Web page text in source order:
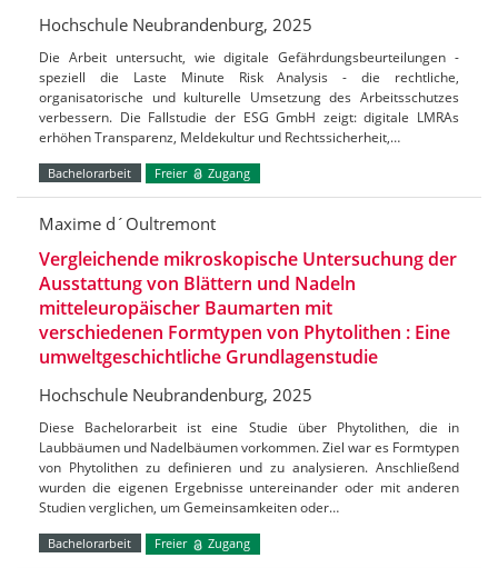
Hochschule Neubrandenburg, 2025
Die Arbeit untersucht, wie digitale Gefährdungsbeurteilungen -
speziell die Laste Minute Risk Analysis - die rechtliche,
organisatorische und kulturelle Umsetzung des Arbeitsschutzes
verbessern. Die Fallstudie der ESG GmbH zeigt: digitale LMRAs
erhöhen Transparenz, Meldekultur und Rechtssicherheit,…
Bachelorarbeit Freier Zugang
Maxime d´Oultremont
Vergleichende mikroskopische Untersuchung der
Ausstattung von Blättern und Nadeln
mitteleuropäischer Baumarten mit
verschiedenen Formtypen von Phytolithen : Eine
umweltgeschichtliche Grundlagenstudie
Hochschule Neubrandenburg, 2025
Diese Bachelorarbeit ist eine Studie über Phytolithen, die in
Laubbäumen und Nadelbäumen vorkommen. Ziel war es Formtypen
von Phytolithen zu definieren und zu analysieren. Anschließend
wurden die eigenen Ergebnisse untereinander oder mit anderen
Studien verglichen, um Gemeinsamkeiten oder…
Bachelorarbeit Freier Zugang